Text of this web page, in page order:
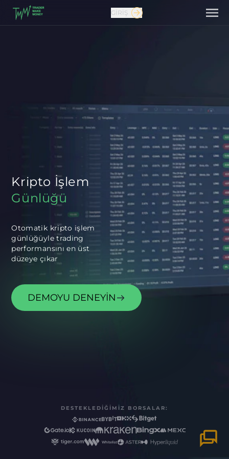
GIRIŞ
Kripto İşlem
Günlüğü
Otomatik kripto işlem
günlüğüyle trading
performansını en üst
DEMOYU DENEYIN
DESTEKLEDIĞIMIZ BORSALAR: